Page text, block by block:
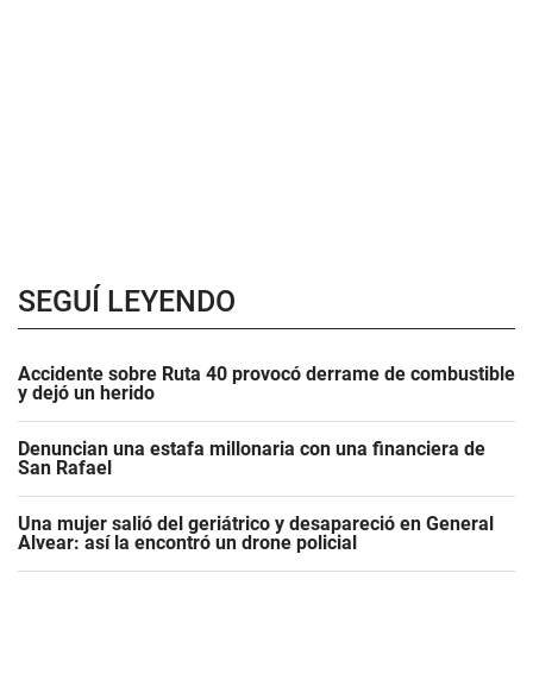
SEGUÍ LEYENDO
Accidente sobre Ruta 40 provocó derrame de combustible
y dejó un herido
Denuncian una estafa millonaria con una financiera de
San Rafael
Una mujer salió del geriátrico y desapareció en General
Alvear: así la encontró un drone policial